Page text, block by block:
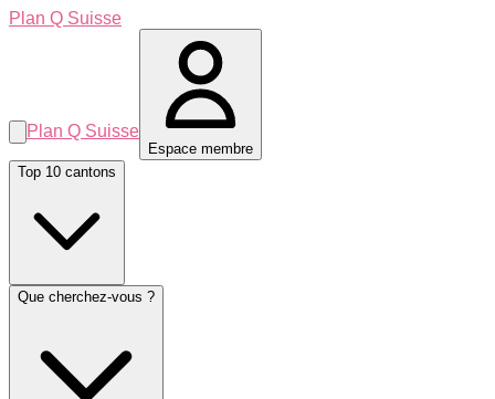
Plan Q Suisse
Plan Q Suisse
Espace membre
Top 10 cantons
Que cherchez-vous ?